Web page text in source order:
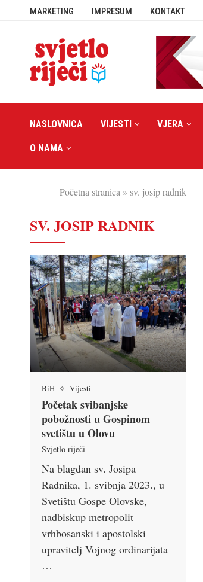
MARKETING IMPRESUM KONTAKT
NASLOVNICA VIJESTI VJERA
O NAMA
Početna stranica » sv. josip radnik
SV. JOSIP RADNIK
BiH Vijesti
Početak svibanjske
pobožnosti u Gospinom
svetištu u Olovu
Svjetlo riječi
Na blagdan sv. Josipa
Radnika, 1. svibnja 2023., u
Svetištu Gospe Olovske,
nadbiskup metropolit
vrhbosanski i apostolski
upravitelj Vojnog ordinarijata
…